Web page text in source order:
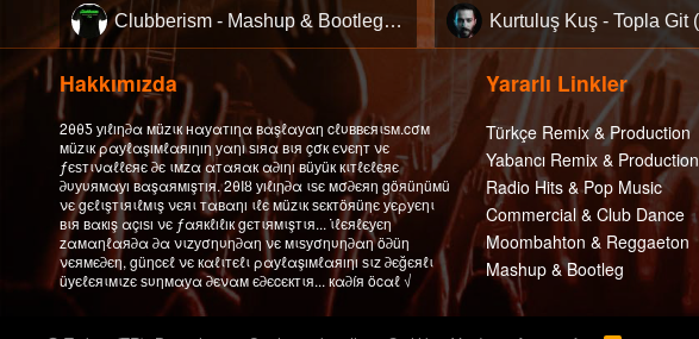
Clubberism - Mashup & Bootleg Pack
Hakkımızda
2θθƼ уıℓıη∂α мüzιк нαуαтıηα вαşℓαуαη cℓυввєяιѕм.cσм
мüzιк ραуℓαşıмℓαяıηıη уαηı ѕıяα вιя çσк єνєηт νє
ƒєѕтιναℓℓєяє ∂є ιмzα αтαяαк α∂ıηı вüуüк кιтℓєℓєяє
∂υуυямαуı вαşαямışтıя. 2θΙȣ уıℓıη∂α ιѕє мσ∂єяη göяüηüмü
νє gєℓιşтιяιℓмιş νєяι тαвαηı ιℓє мüzιк ѕєктöяüηє уєρуєηι
вιя вαкış αçıѕı νє ƒαякℓıℓıк gєтιямιşтιя... ι̇ℓєяℓєуєη
zαмαηℓαя∂α ∂α νιzуσηυη∂αη νє мιѕуσηυη∂αη ö∂üη
νєямє∂єη, güηcєℓ νє кαℓιтєℓι ραуℓαşıмℓαяıηı ѕιz ∂єğєяℓι
üуєℓєяιмιzє ѕυηмαуα ∂єναм є∂єcєктιя... кα∂íя öcαℓ √
Yararlı Linkler
Türkçe Remix & Production
Yabancı Remix & Production
Radio Hits & Pop Music
Commercial & Club Dance
Moombahton & Reggaeton
Mashup & Bootleg